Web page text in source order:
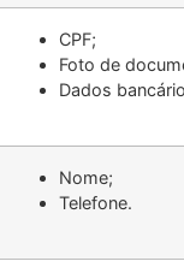
CPF;
Foto de
Dados
Nome;
Telefone.